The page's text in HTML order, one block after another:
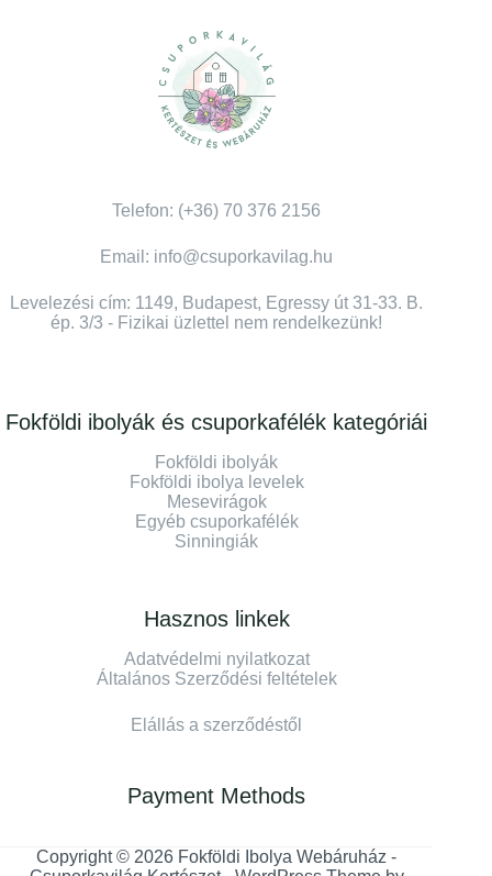
Telefon: (+36) 70 376 2156
Email: info@csuporkavilag.hu
Levelezési cím: 1149, Budapest, Egressy út 31-33. B.
ép. 3/3 - Fizikai üzlettel nem rendelkezünk!
Fokföldi ibolyák és csuporkafélék kategóriái
Fokföldi ibolyák
Fokföldi ibolya levelek
Mesevirágok
Egyéb csuporkafélék
Sinningiák
Hasznos linkek
Adatvédelmi nyilatkozat
Általános Szerződési feltételek
Elállás a szerződéstől
Payment Methods
Copyright © 2026 Fokföldi Ibolya Webáruház -